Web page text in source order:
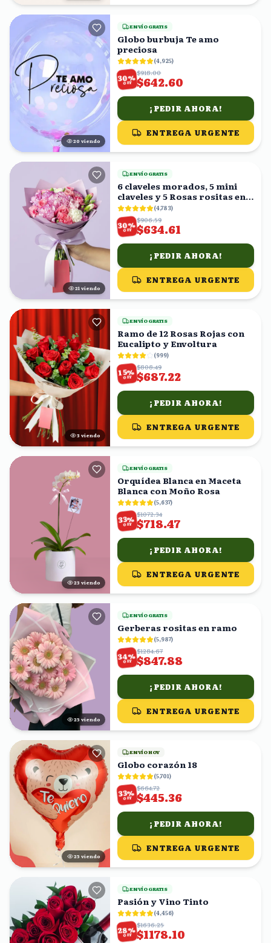
20 viendo
ENVÍO GRATIS
Globo burbuja Te amo
preciosa
(4,925)
30%
OFF
$918.00
$642.60
¡PEDIR AHORA!
ENTREGA URGENTE
21 viendo
ENVÍO GRATIS
6 claveles morados, 5 mini
claveles y 5 Rosas rositas en
ramo
(4,783)
30%
OFF
$906.59
$634.61
¡PEDIR AHORA!
ENTREGA URGENTE
3 viendo
ENVÍO GRATIS
Ramo de 12 Rosas Rojas con
Eucalipto y Envoltura
(999)
15%
OFF
$808.49
$687.22
¡PEDIR AHORA!
ENTREGA URGENTE
23 viendo
ENVÍO GRATIS
Orquídea Blanca en Maceta
Blanca con Moño Rosa
(5,637)
33%
OFF
$1072.34
$718.47
¡PEDIR AHORA!
ENTREGA URGENTE
25 viendo
ENVÍO GRATIS
Gerberas rositas en ramo
(5,987)
34%
OFF
$1284.67
$847.88
¡PEDIR AHORA!
ENTREGA URGENTE
25 viendo
ENVÍO HOY
Globo corazón 18
(5,701)
33%
OFF
$664.72
$445.36
¡PEDIR AHORA!
ENTREGA URGENTE
ENVÍO GRATIS
Pasión y Vino Tinto
(4,456)
28%
OFF
$1636.25
$1178.10